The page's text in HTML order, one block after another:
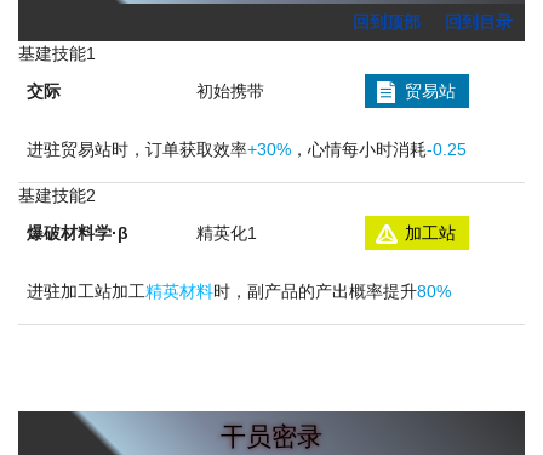
回到顶部
回到目录
基建技能1
交际
初始携带 贸易站
进驻贸易站时，订单获取效率+30% ，心情每小时消耗-0.25
基建技能2
爆破材料学·β
精英化1 加工站
进驻加工站加工精英材料时，副产品的产出概率提升80%
干员密录